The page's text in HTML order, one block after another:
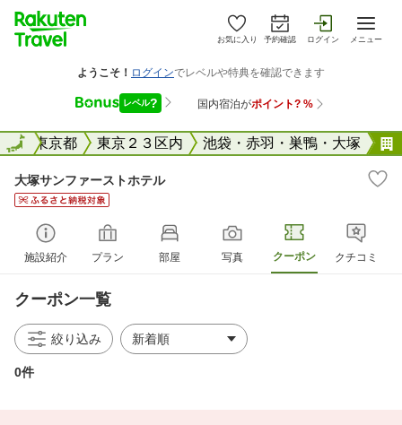
お気に入り 予約確認 ログイン メニュー
全国東京都 東京２３区内 池袋・赤羽・巣鴨・大塚
全国
大塚サンファーストホテル
施設紹介 プラン 部屋 写真 クーポン クチコミ
クーポン一覧
絞り込み
0件